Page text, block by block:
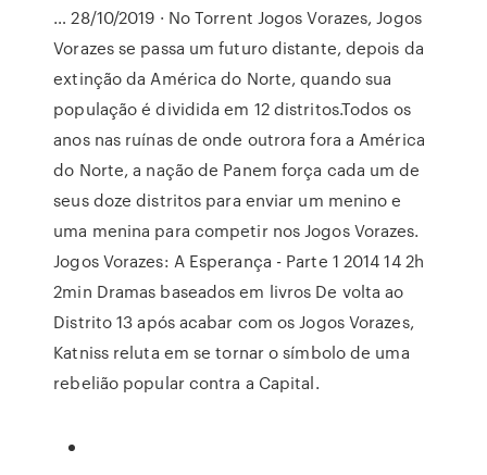
… 28/10/2019 · No Torrent Jogos Vorazes, Jogos
Vorazes se passa um futuro distante, depois da
extinção da América do Norte, quando sua
população é dividida em 12 distritos.Todos os
anos nas ruínas de onde outrora fora a América
do Norte, a nação de Panem força cada um de
seus doze distritos para enviar um menino e
uma menina para competir nos Jogos Vorazes.
Jogos Vorazes: A Esperança - Parte 1 2014 14 2h
2min Dramas baseados em livros De volta ao
Distrito 13 após acabar com os Jogos Vorazes,
Katniss reluta em se tornar o símbolo de uma
rebelião popular contra a Capital.